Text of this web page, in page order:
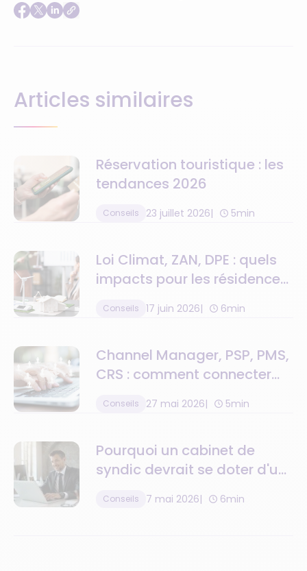
Articles similaires
Réservation touristique : les
tendances 2026
Conseils 23 juillet 2026 5min
Loi Climat, ZAN, DPE : quels
impacts pour les résidences
Conseils 17 juin 2026 6min
Channel Manager, PSP, PMS,
CRS : comment connecter
Conseils 27 mai 2026 5min
Pourquoi un cabinet de
syndic devrait se doter d'un
relation client ?
Conseils 7 mai 2026 6min